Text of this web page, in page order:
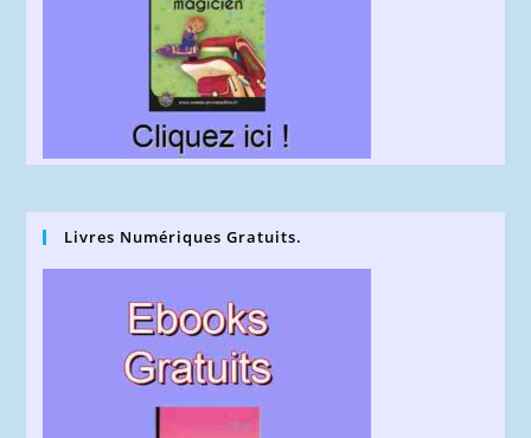
Livres Numériques Gratuits.